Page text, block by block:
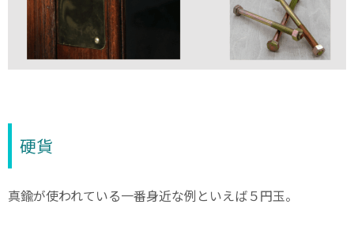
硬貨
真鍮が使われている一番身近な例といえば５円玉。